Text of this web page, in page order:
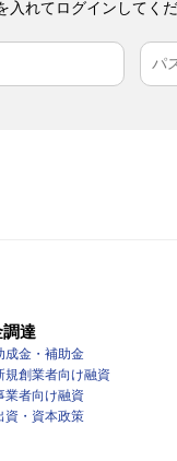
れてログインしてくだ
調達
成金・補助金
規創業者向け融資
業者向け融資
資・資本政策